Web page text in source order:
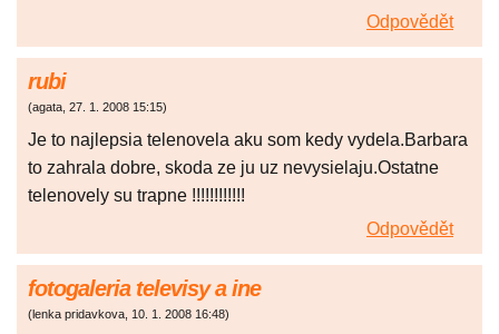
Odpovědět
rubi
(agata, 27. 1. 2008 15:15)
Je to najlepsia telenovela aku som kedy vydela.Barbara
to zahrala dobre, skoda ze ju uz nevysielaju.Ostatne
telenovely su trapne !!!!!!!!!!!!
Odpovědět
fotogaleria televisy a ine
(lenka pridavkova, 10. 1. 2008 16:48)